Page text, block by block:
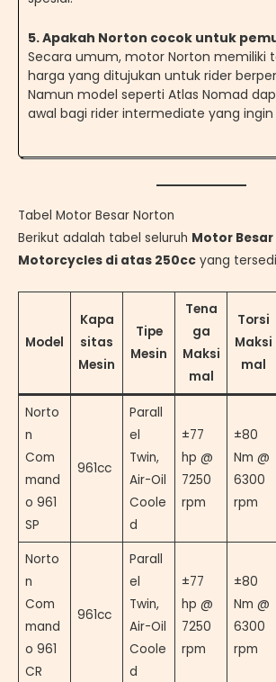
5. Apakah Norton cocok untuk
Secara umum, motor Norton memiliki
harga yang ditujukan untuk rider
Namun model seperti Atlas Nomad
awal bagi rider intermediate yang ingin
Tabel Motor Besar Norton
Berikut adalah tabel seluruh Motor
Motorcycles di atas 250cc yang
Model
Kapa
sitas
Mesin
Tipe
Mesin
Tena
ga
Maksi
mal
Torsi
Maksi
mal
Norto
n
Com
mand
o 961
SP
961cc
Parall
el
Twin,
Air-Oil
Coole
d
±77
hp @
7250
rpm
±80
Nm @
6300
rpm
Norto
n
Com
mand
o 961
CR
961cc
Parall
el
Twin,
Air-Oil
Coole
d
±77
hp @
7250
rpm
±80
Nm @
6300
rpm